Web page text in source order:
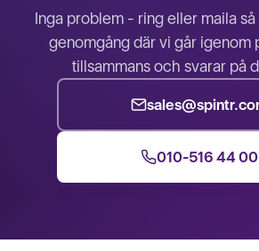
Inga problem - ring eller maila
genomgång där vi går igenom
tillsammans och svarar på
010-516 44 00